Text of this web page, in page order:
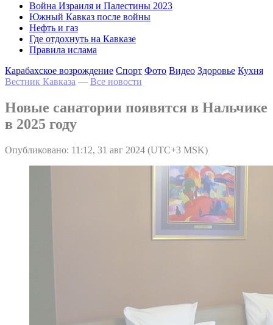
Война Израиля и Палестины 2023
Южный Кавказ после войны
Нефть и газ
Где отдохнуть на Кавказе
Правила ислама
Карабахское возрождение Спорт Фото Видео Здоровье Кухня
Вестник Кавказа — Все новости
Новые санатории появятся в Нальчике
в 2025 году
Опубликовано: 11:12, 31 авг 2024 (UTC+3 MSK)